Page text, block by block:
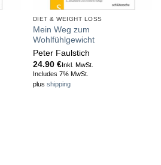
DIET & WEIGHT LOSS
Mein Weg zum
Wohlfühlgewicht
Peter Faulstich
24.90 €Inkl. MwSt.
Includes 7% MwSt.
plus shipping